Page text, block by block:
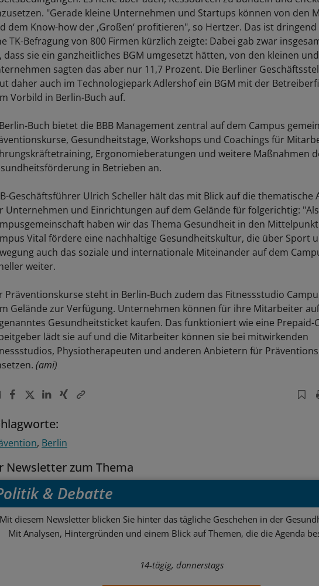
"Gerade kleine Unternehmen und Startups können von den
dem Know-how der ‚Großen‘ profitieren", so Hertzer. Das ist
TK-Befragung von 800 Firmen kürzlich zeigte: Dabei gab zwar
dass sie ein ganzheitliches BGM umgesetzt hätten, von den kleinen
sagten das aber nur 11,7 Prozent. Die Berliner
daher auch im Technologiepark Adlershof ein BGM mit der
Vorbild in Berlin-Buch auf.
Buch bietet die BBB Management zentral auf dem Campus
Gesundheitstage, Workshops und Coachings für
Ergonomieberatungen und weitere Maßnahmen
in Betrieben an.
Geschäftsführer Ulrich Scheller hält das mit Blick auf die thematische
Unternehmen und Einrichtungen auf dem Gelände für folgerichtig: "Als
haben wir das Thema Gesundheit in den
Vital fördere eine nachhaltige Gesundheitskultur, die über Sport
auch das soziale und internationale Miteinander auf dem
weiter.
Präventionskurse steht in Berlin-Buch zudem das Fitnessstudio
Gelände zur Verfügung. Unternehmen können für ihre Mitarbeiter
Gesundheitsticket kaufen. Das funktioniert wie eine Prepaid-
lädt sie auf und die Mitarbeiter können sie bei mitwirkenden
Physiotherapeuten und anderen Anbietern für
(ami)
Berlin
Newsletter zum Thema
& Debatte
Mit diesem Newsletter blicken Sie hinter das tägliche Geschehen in der
Mit Analysen, Hintergründen und einem Blick auf Themen, die die Agenda
14-tägig, donnerstags